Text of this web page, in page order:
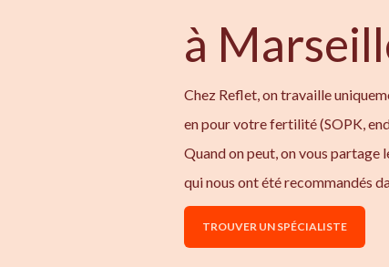
à
Chez Reflet, on travaille
en pour votre fertilité (SOPK,
Quand on peut, on vous partage
qui nous ont été recommandés
TROUVER UN SPÉCIALISTE